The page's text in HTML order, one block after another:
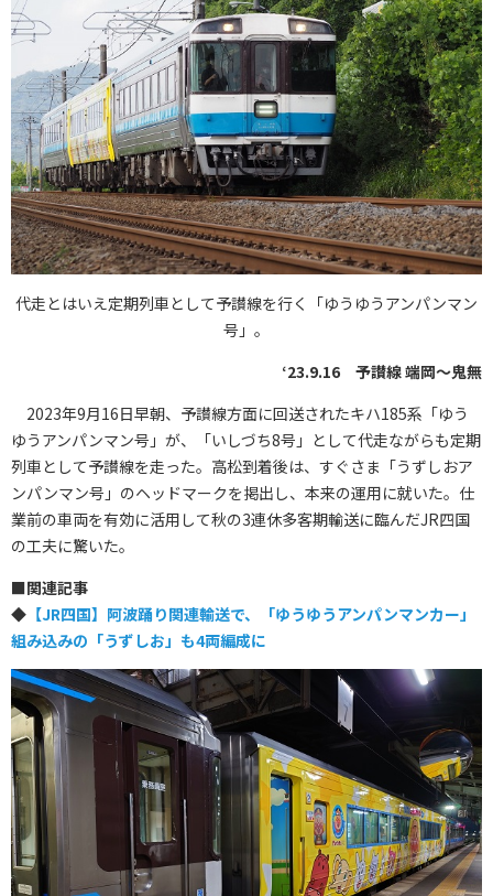
代走とはいえ定期列車として予讃線を行く「ゆうゆうアンパンマン
号」。
‘23.9.16 予讃線 端岡～鬼無
2023年9月16日早朝、予讃線方面に回送されたキハ185系「ゆう
ゆうアンパンマン号」が、「いしづち8号」として代走ながらも定期
列車として予讃線を走った。高松到着後は、すぐさま「うずしおア
ンパンマン号」のヘッドマークを掲出し、本来の運用に就いた。仕
業前の車両を有効に活用して秋の3連休多客期輸送に臨んだJR四国
の工夫に驚いた。
■関連記事
◆ 【JR四国】阿波踊り関連輸送で、「ゆうゆうアンパンマンカー」
組み込みの「うずしお」も4両編成に